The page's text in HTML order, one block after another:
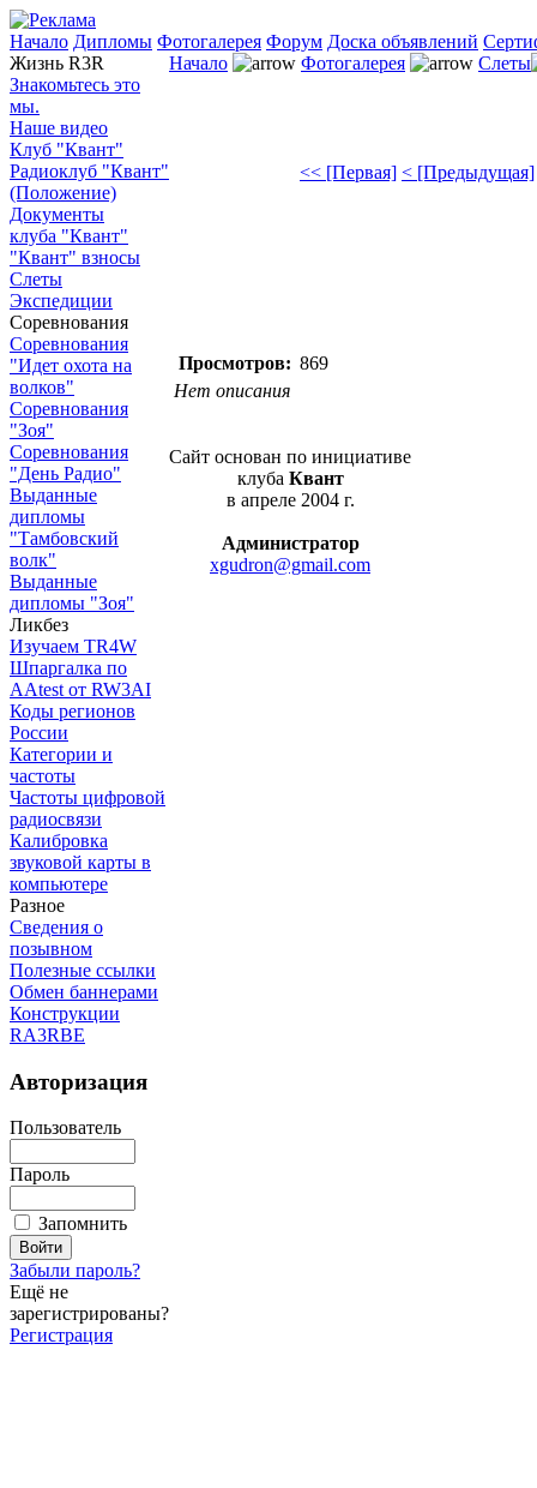
Начало Дипломы Фотогалерея Форум Доска объявлений
Жизнь R3R
Знакомьтесь это
мы.
Наше видео
Клуб "Квант"
Радиоклуб "Квант"
(Положение)
Документы
клуба "Квант"
"Квант" взносы
Слеты
Экспедиции
Соревнования
Соревнования
"Идет охота на
волков"
Соревнования
"Зоя"
Соревнования
"День Радио"
Выданные
дипломы
"Тамбовский
волк"
Выданные
дипломы "Зоя"
Ликбез
Изучаем TR4W
Шпаргалка по
AAtest от RW3AI
Коды регионов
России
Категории и
частоты
Частоты цифровой
радиосвязи
Калибровка
звуковой карты в
компьютере
Разное
Сведения о
позывном
Полезные ссылки
Обмен баннерами
Конструкции
RA3RBE
Авторизация
Пользователь
Пароль
Запомнить
Забыли пароль?
Ещё не
зарегистрированы?
Регистрация
Начало Фотогалерея Слеты
<< [Первая] < [Предыдущая]
Просмотров: 869
Нет описания
Сайт основан по инициативе
клуба Квант
в апреле 2004 г.
Администратор
xgudron@gmail.com